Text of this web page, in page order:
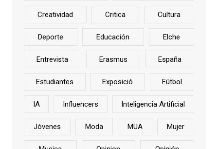
Creatividad Critica Cultura
Deporte Educación Elche
Entrevista Erasmus España
Estudiantes Exposició Fútbol
IA Influencers Inteligencia Artificial
Jóvenes Moda MUA Mujer